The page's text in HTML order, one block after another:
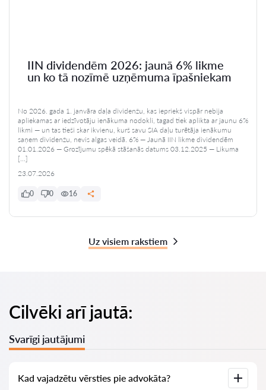
IIN dividendēm 2026: jaunā 6% likme
un ko tā nozīmē uzņēmuma īpašniekam
No 2026. gada 1. janvāra daļa dividenžu, kas iepriekš vispār nebija
apliekamas ar iedzīvotāju ienākuma nodokli, tagad tiek aplikta ar jaunu 6%
likmi — un tas tieši skar ikvienu, kurš savu SIA daļu turētāja ienākumu
saņem dividenžu, nevis algas veidā. 6% — Jaunā IIN likme dividendēm
01.01.2026 — Grozījumu spēkā stāšanās datums 03.12.2025 — Likuma
[…]
23.07.2026
0 0 16
Uz visiem rakstiem
Cilvēki arī jautā:
Svarīgi jautājumi
Kad vajadzētu vērsties pie advokāta?